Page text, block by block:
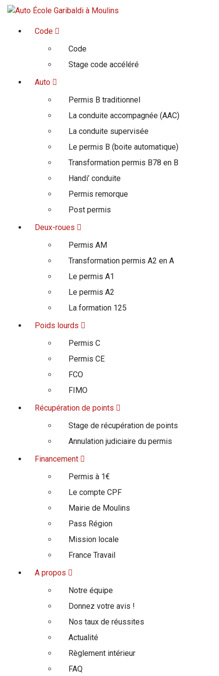
Aller
contenuEnsemble on est sur la bonne route
Code
Code
Stage code accéléré
Auto
Permis B traditionnel
La conduite accompagnée (AAC)
La conduite supervisée
Le permis B (boite automatique)
Transformation permis B78 en B
Handi’ conduite
Permis remorque
Post permis
Deux-roues
Permis AM
Transformation permis A2 en A
Le permis A1
Le permis A2
La formation 125
Poids lourds
Permis C
Permis CE
FCO
FIMO
Récupération de points
Stage de récupération de points
Annulation judiciaire du permis
Financement
Permis à 1€
Le compte CPF
Mairie de Moulins
Pass Région
Mission locale
France Travail
A propos
Notre équipe
Donnez votre avis !
Nos taux de réussites
Actualité
Règlement intérieur
FAQ